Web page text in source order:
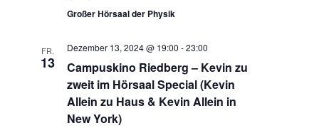
Großer Hörsaal der Physik
FR.
13
Campuskino Riedberg – Kevin zu
zweit im Hörsaal Special (Kevin
Allein zu Haus & Kevin Allein in
New York)
Dezember 13, 2024 @ 19:00 -23:00